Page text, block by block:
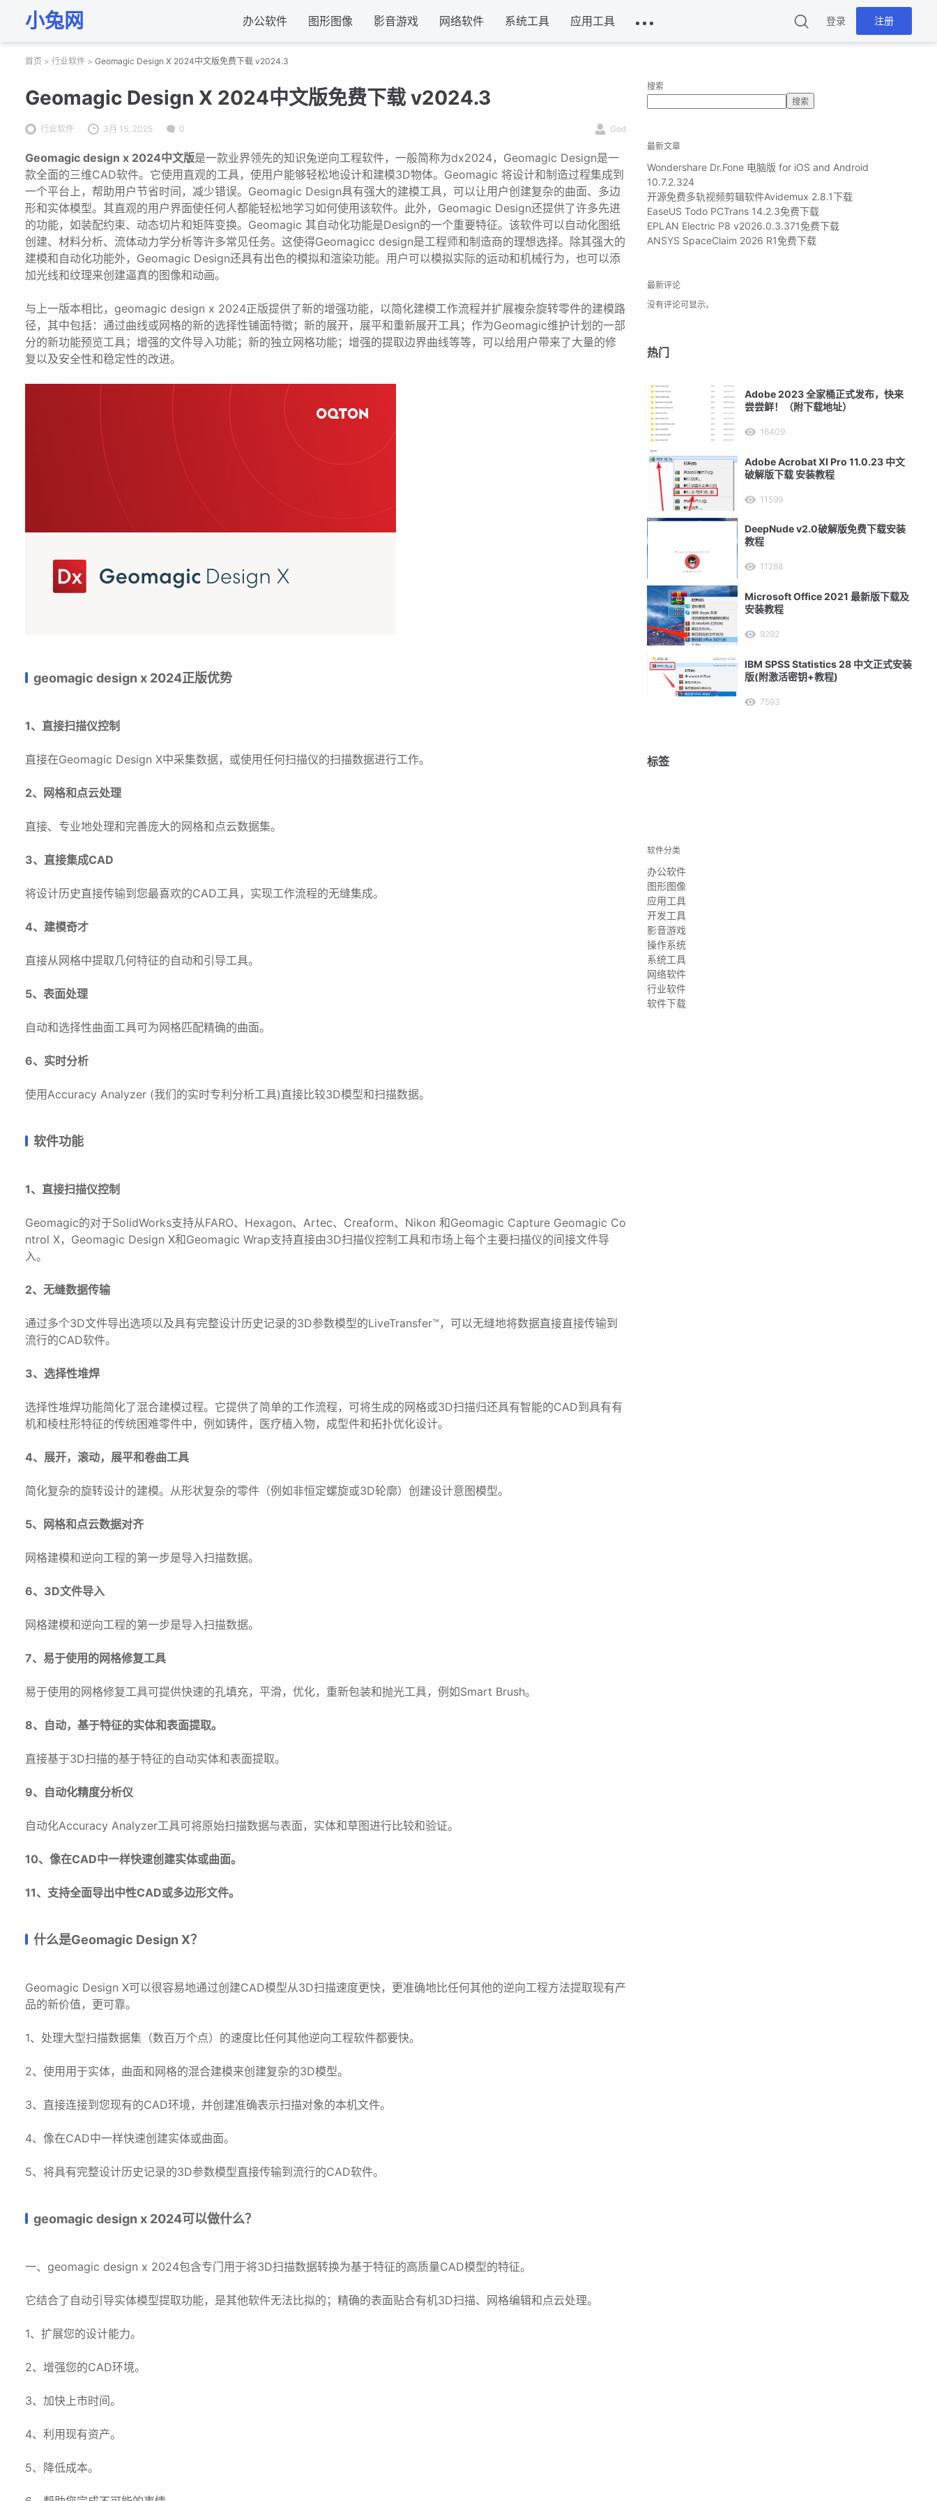
小兔网 办公软件 图形图像 影音游戏 网络软件 系统工具 应用工具 登录 注册
首页 > 行业软件 > Geomagic Design X 2024中文版免费下载 v2024.3
Geomagic Design X 2024中文版免费下载 v2024.3
行业软件 3月 15, 2025 0 God
Geomagic design x 2024中文版是一款业界领先的知识兔逆向工程软件，一般简称为dx2024，Geomagic Design是一
款全面的三维CAD软件。它使用直观的工具，使用户能够轻松地设计和建模3D物体。Geomagic 将设计和制造过程集成到
一个平台上，帮助用户节省时间，减少错误。Geomagic Design具有强大的建模工具，可以让用户创建复杂的曲面、多边
形和实体模型。其直观的用户界面使任何人都能轻松地学习如何使用该软件。此外，Geomagic Design还提供了许多先进
的功能，如装配约束、动态切片和矩阵变换。Geomagic 其自动化功能是Design的一个重要特征。该软件可以自动化图纸
创建、材料分析、流体动力学分析等许多常见任务。这使得Geomagicc design是工程师和制造商的理想选择。除其强大的
建模和自动化功能外，Geomagic Design还具有出色的模拟和渲染功能。用户可以模拟实际的运动和机械行为，也可以添
加光线和纹理来创建逼真的图像和动画。
与上一版本相比，geomagic design x 2024正版提供了新的增强功能，以简化建模工作流程并扩展複杂旋转零件的建模路
径，其中包括：通过曲线或网格的新的选择性铺面特徵；新的展开，展平和重新展开工具；作为Geomagic维护计划的一部
分的新功能预览工具；增强的文件导入功能；新的独立网格功能；增强的提取边界曲线等等，可以给用户带来了大量的修
复以及安全性和稳定性的改进。
geomagic design x 2024正版优势
1、直接扫描仪控制
直接在Geomagic Design X中采集数据，或使用任何扫描仪的扫描数据进行工作。
2、网格和点云处理
直接、专业地处理和完善庞大的网格和点云数据集。
3、直接集成CAD
将设计历史直接传输到您最喜欢的CAD工具，实现工作流程的无缝集成。
4、建模奇才
直接从网格中提取几何特征的自动和引导工具。
5、表面处理
自动和选择性曲面工具可为网格匹配精确的曲面。
6、实时分析
使用Accuracy Analyzer (我们的实时专利分析工具)直接比较3D模型和扫描数据。
软件功能
1、直接扫描仪控制
Geomagic的对于SolidWorks支持从FARO、Hexagon、Artec、Creaform、Nikon 和Geomagic Capture Geomagic Co
ntrol X，Geomagic Design X和Geomagic Wrap支持直接由3D扫描仪控制工具和市场上每个主要扫描仪的间接文件导
入。
2、无缝数据传输
通过多个3D文件导出选项以及具有完整设计历史记录的3D参数模型的LiveTransfer™，可以无缝地将数据直接直接传输到
流行的CAD软件。
3、选择性堆焊
选择性堆焊功能简化了混合建模过程。它提供了简单的工作流程，可将生成的网格或3D扫描归还具有智能的CAD到具有有
机和棱柱形特征的传统困难零件中，例如铸件，医疗植入物，成型件和拓扑优化设计。
4、展开，滚动，展平和卷曲工具
简化复杂的旋转设计的建模。从形状复杂的零件（例如非恒定螺旋或3D轮廓）创建设计意图模型。
5、网格和点云数据对齐
网格建模和逆向工程的第一步是导入扫描数据。
6、3D文件导入
网格建模和逆向工程的第一步是导入扫描数据。
7、易于使用的网格修复工具
易于使用的网格修复工具可提供快速的孔填充，平滑，优化，重新包装和抛光工具，例如Smart Brush。
8、自动，基于特征的实体和表面提取。
直接基于3D扫描的基于特征的自动实体和表面提取。
9、自动化精度分析仪
自动化Accuracy Analyzer工具可将原始扫描数据与表面，实体和草图进行比较和验证。
10、像在CAD中一样快速创建实体或曲面。
11、支持全面导出中性CAD或多边形文件。
什么是Geomagic Design X？
Geomagic Design X可以很容易地通过创建CAD模型从3D扫描速度更快，更准确地比任何其他的逆向工程方法提取现有产
品的新价值，更可靠。
1、处理大型扫描数据集（数百万个点）的速度比任何其他逆向工程软件都要快。
2、使用用于实体，曲面和网格的混合建模来创建复杂的3D模型。
3、直接连接到您现有的CAD环境，并创建准确表示扫描对象的本机文件。
4、像在CAD中一样快速创建实体或曲面。
5、将具有完整设计历史记录的3D参数模型直接传输到流行的CAD软件。
geomagic design x 2024可以做什么？
一、geomagic design x 2024包含专门用于将3D扫描数据转换为基于特征的高质量CAD模型的特征。
它结合了自动引导实体模型提取功能，是其他软件无法比拟的；精确的表面贴合有机3D扫描、网格编辑和点云处理。
1、扩展您的设计能力。
2、增强您的CAD环境。
3、加快上市时间。
4、利用现有资产。
5、降低成本。
搜索
搜索
最新文章
Wondershare Dr.Fone 电脑版 for iOS and Android
10.7.2.324
开源免费多轨视频剪辑软件Avidemux 2.8.1下载
EaseUS Todo PCTrans 14.2.3免费下载
EPLAN Electric P8 v2026.0.3.371免费下载
ANSYS SpaceClaim 2026 R1免费下载
最新评论
没有评论可显示。
热门
Adobe 2023 全家桶正式发布，快来
尝尝鲜！（附下载地址）
16409
Adobe Acrobat XI Pro 11.0.23 中文
破解版下载 安装教程
11599
DeepNude v2.0破解版免费下载安装
教程
11288
Microsoft Office 2021 最新版下载及
安装教程
9292
IBM SPSS Statistics 28 中文正式安装
版(附激活密钥+教程)
7593
标签
软件分类
办公软件
图形图像
应用工具
开发工具
影音游戏
操作系统
系统工具
网络软件
行业软件
软件下载